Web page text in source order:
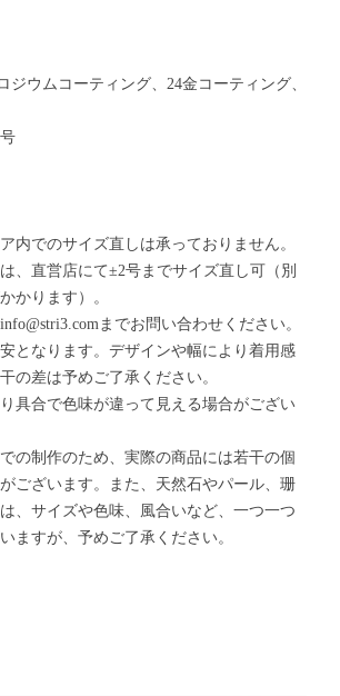
ジウムコーティング、24金コーティング、
内でのサイズ直しは承っておりません。
、直営店にて±2号までサイズ直し可（別
かります）。
info@stri3.comまでお問い合わせください。
となります。デザインや幅により着用感
の差は予めご了承ください。
具合で色味が違って見える場合がござい
の制作のため、実際の商品には若干の個
ございます。また、天然石やパール、珊
、サイズや色味、風合いなど、一つ一つ
ますが、予めご了承ください。